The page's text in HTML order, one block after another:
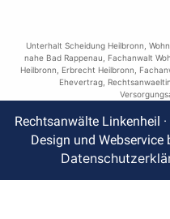
Unterhalt Scheidung Heilbronn
nahe Bad Rappenau
Fachanwalt
Heilbronn
Erbrecht Heilbronn
Ehevertrag,
Rechtsanwälte Linkenheil ·
Design und Webservice